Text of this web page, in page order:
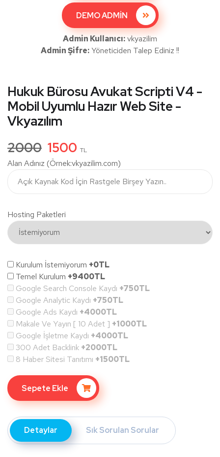
DEMO ADMİN
Admin Kullanıcı:vkyazilim
Admin Şifre:Yöneticiden Talep Ediniz !!
Hukuk Bürosu Avukat Scripti V4 -
Mobil Uyumlu Hazır Web Site -
Vkyazılım
2000 1500 TL
Alan Adınız (Örnek:vkyazilim.com)
Hosting Paketleri
Kurulum İstemiyorum +0TL
Temel Kurulum +9400TL
Google Search Console Kaydı +750TL
Google Analytic Kaydı +750TL
Google Ads Kaydı +4000TL
Makale Ve Yayın [ 10 Adet ] +1000TL
Google İşletme Kaydı +4000TL
300 Adet Backlink +2000TL
8 Haber Sitesi Tanıtımı +1500TL
Sepete Ekle
Detaylar Sık Sorulan Sorular